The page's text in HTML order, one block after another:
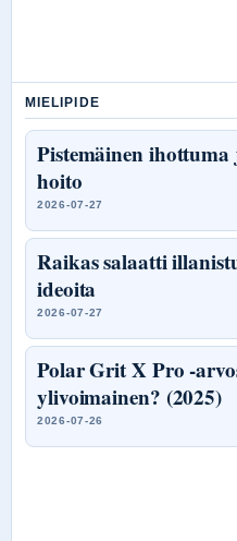
MIELIPIDE
Pistemäinen ihottuma
hoito
2026-07-27
Raikas salaatti
ideoita
2026-07-27
Polar Grit X Pro -
ylivoimainen? (2025)
2026-07-26